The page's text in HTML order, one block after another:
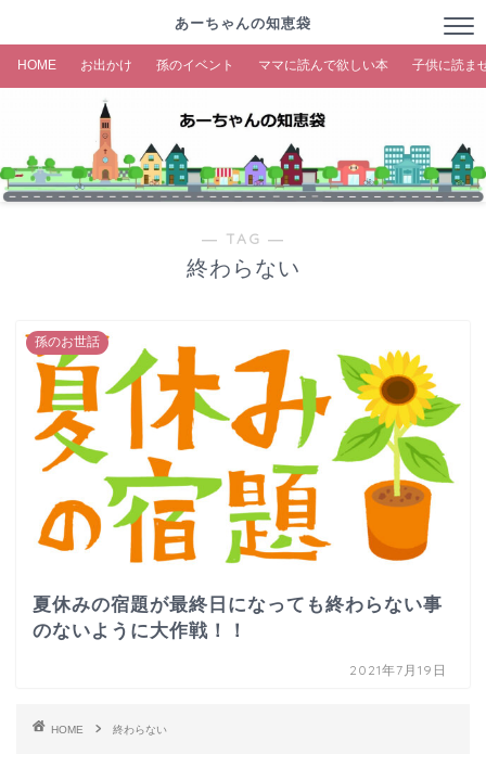
あーちゃんの知恵袋
HOME お出かけ 孫のイベント ママに読んで欲しい本 子供に読ま
― TAG ―
終わらない
孫のお世話
夏休みの宿題が最終日になっても終わらない事
のないように大作戦！！
2021年7月19日
HOME 終わらない